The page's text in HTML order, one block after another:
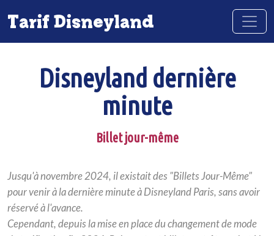
Tarif Disneyland
Disneyland dernière
minute
Billet jour-même
Jusqu'à novembre 2024, il existait des "Billets Jour-Même"
pour venir à la dernière minute à Disneyland Paris, sans avoir
réservé à l'avance.
Cependant, depuis la mise en place du changement de mode